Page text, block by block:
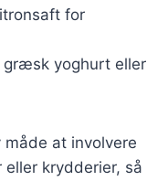
for
græsk yoghurt eller
at involvere
krydderier, så